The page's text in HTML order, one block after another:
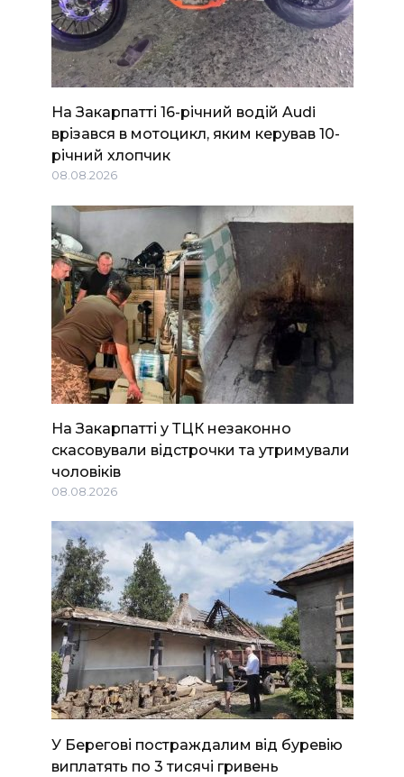
На Закарпатті 16-річний водій Audi
врізався в мотоцикл, яким керував 10-
річний хлопчик
08.08.2026
На Закарпатті у ТЦК незаконно
скасовували відстрочки та утримували
чоловіків
08.08.2026
У Берегові постраждалим від буревію
виплатять по 3 тисячі гривень